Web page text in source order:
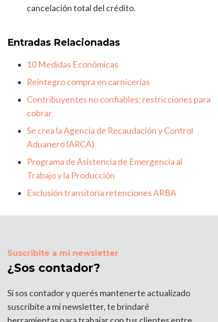
cancelación total del crédito.
Entradas Relacionadas
10 Medidas Económicas
Reintegro compra en carnicerías
Contribuyentes no confiables: restricciones para
cobrar
Se crea la Agencia de Recaudación y Control
Aduanero (ARCA)
Programa de Asistencia de Emergencia al
Trabajo y la Producción
Exclusión transitoria retenciones ARBA
Suscribite a mi newsletter
¿Sos contador?
Si sos contador y querés mantenerte actualizado
suscribite a mi newsletter, te brindaré